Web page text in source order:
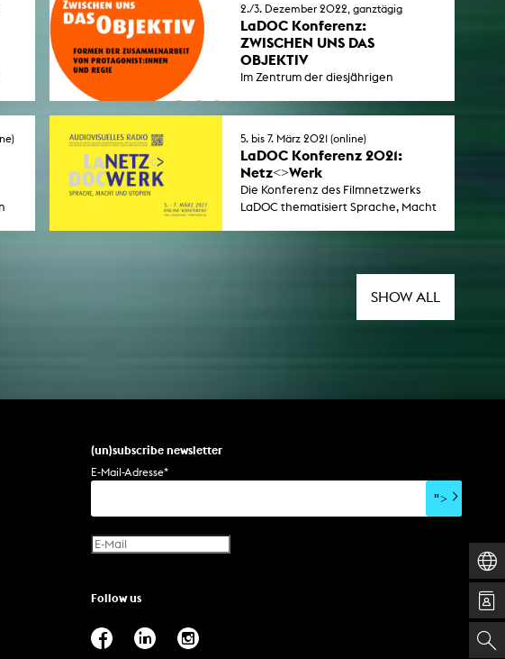
2./3. Dezember 2022, ganztägig
LaDOC Konferenz:
ZWISCHEN UNS DAS
OBJEKTIV
Im Zentrum der diesjährigen
Zusammenarbeit von
Protagonist*innen und Regie. Die
Konferenz findet auch in diesem
Jahr wieder in Kooperation mit der
KHM statt.
5. bis 7. März 2021 (online)
LaDOC Konferenz 2021:
Netz<>Werk
Die Konferenz des Filmnetzwerks
LaDOC thematisiert Sprache, Macht
eine gerechte Teilhabe aller
Menschen im Internet. DieSHOW ALL
(un)subscribe newsletter
E-Mail-Adresse*
">
Follow us